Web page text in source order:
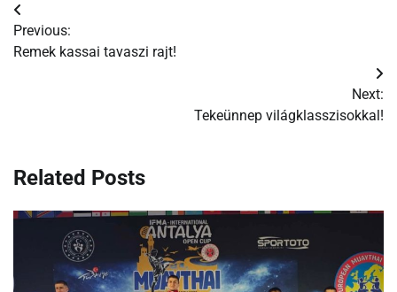
Bejegyzés
navigáció
Previous:
Remek kassai tavaszi rajt!
Next:
Tekeünnep világklasszisokkal!
Related Posts